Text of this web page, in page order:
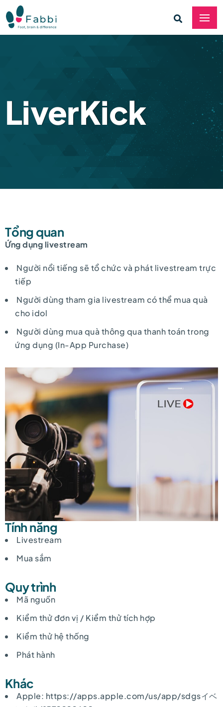
LiverKick
Tổng quan
Ứng dụng livestream
Người nổi tiếng sẽ tổ chức và phát livestream trực
tiếp
Người dùng tham gia livestream có thể mua quà
cho idol
Người dùng mua quà thông qua thanh toán trong
ứng dụng (In-App Purchase)
Tính năng
Livestream
Mua sắm
Quy trình
Mã nguồn
Kiểm thử đơn vị / Kiểm thử tích hợp
Kiểm thử hệ thống
Phát hành
Khác
Apple: https://apps.apple.com/us/app/sdgsイベ